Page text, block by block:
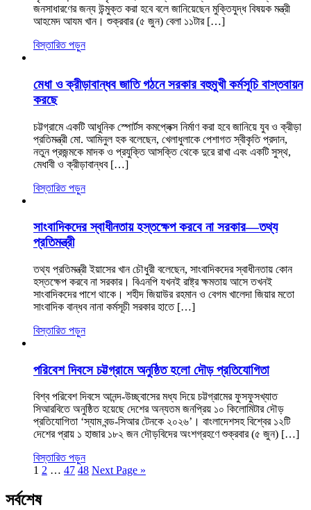
জনসাধারণের জন্য উন্মুক্ত করা হবে বলে জানিয়েছেন মুক্তিযুদ্ধ বিষয়ক মন্ত্রী
আহমেদ আযম খান। শুক্রবার (৫ জুন) বেলা ১১টার […]
বিস্তারিত পড়ুন
মেধা ও ক্রীড়াবান্ধব জাতি গঠনে সরকার বহুমুখী কর্মসূচি বাস্তবায়ন
করছে
চট্টগ্রামে একটি আধুনিক স্পোর্টস কমপ্লেক্স নির্মাণ করা হবে জানিয়ে যুব ও ক্রীড়া
প্রতিমন্ত্রী মো. আমিনুল হক বলেছেন, খেলাধুলাকে পেশাগত স্বীকৃতি প্রদান,
নতুন প্রজন্মকে মাদক ও প্রযুক্তি আসক্তি থেকে দুরে রাখা এবং একটি সুস্থ,
মেধাবী ও ক্রীড়াবান্ধব […]
বিস্তারিত পড়ুন
সাংবাদিকদের স্বাধীনতায় হস্তক্ষেপ করবে না সরকার—তথ্য
প্রতিমন্ত্রী
তথ্য প্রতিমন্ত্রী ইয়াসের খান চৌধুরী বলেছেন, সাংবাদিকদের স্বাধীনতায় কোন
হস্তক্ষেপ করবে না সরকার। বিএনপি যখনই রাষ্ট্র ক্ষমতায় আসে তখনই
সাংবাদিকদের পাশে থাকে। শহীদ জিয়াউর রহমান ও বেগম খালেদা জিয়ার মতো
সাংবাদিক বান্ধব নানা কর্মসূচী সরকার হাতে […]
বিস্তারিত পড়ুন
পরিবেশ দিবসে চট্টগ্রামে অনুষ্ঠিত হলো দৌড় প্রতিযোগিতা
বিশ্ব পরিবেশ দিবসে আনন্দ-উচ্ছ্বাসের মধ্য দিয়ে চট্টগ্রামের ফুসফুসখ্যাত
সিআরবিতে অনুষ্ঠিত হয়েছে দেশের অন্যতম জনপ্রিয় ১০ কিলোমিটার দৌড়
প্রতিযোগিতা ‘স্যাম বন্ড-সিআর টেনকে ২০২৬’। বাংলাদেশসহ বিশ্বের ১২টি
দেশের প্রায় ১ হাজার ১৮২ জন দৌড়বিদের অংশগ্রহণে শুক্রবার (৫ জুন) […]
বিস্তারিত পড়ুন
1 2 … 47 48 Next Page »
সর্বশেষ